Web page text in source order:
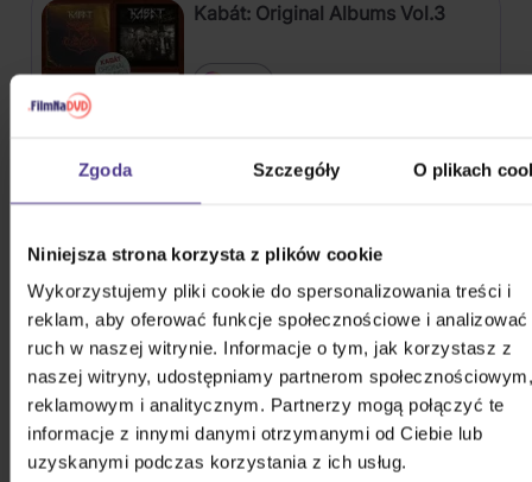
Zgoda Szczegóły O plikach
Niniejsza strona korzysta z plików cookie
Wykorzystujemy pliki cookie do spersonalizowania treści i
reklam, aby oferować funkcje społecznościowe i analizować
ruch w naszej witrynie. Informacje o tym, jak korzystasz z
naszej witryny, udostępniamy partnerom społecznościowym,
reklamowym i analitycznym. Partnerzy mogą połączyć te
informacje z innymi danymi otrzymanymi od Ciebie lub
uzyskanymi podczas korzystania z ich usług.
Kabát: Original Albums Vol.3
Mišík Vladimír: Vteřiny, měsíce a
Na magazynie 72,50 zł
Linkin Park: From Zero (Coloured
Blue Vinyl)
Vinyl